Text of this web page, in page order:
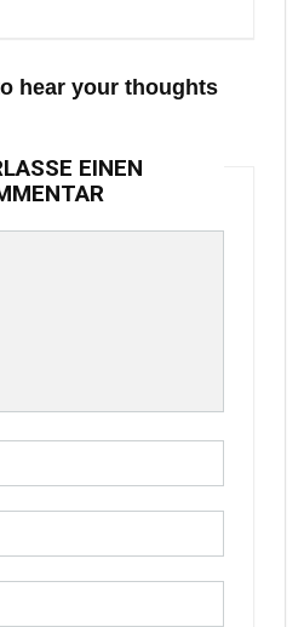
hear your thoughts
EINEN